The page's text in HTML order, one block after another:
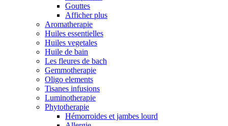
Gouttes
Afficher plus
Aromatherapie
Huiles essentielles
Huiles vegetales
Huile de bain
Les fleures de bach
Gemmotherapie
Oligo elements
Tisanes infusions
Luminotherapie
Phytotherapie
Hémorroides et jambes lourd